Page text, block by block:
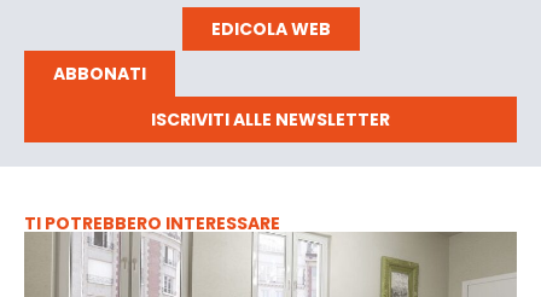
EDICOLA WEB
ABBONATI
ISCRIVITI ALLE NEWSLETTER
TI POTREBBERO INTERESSARE